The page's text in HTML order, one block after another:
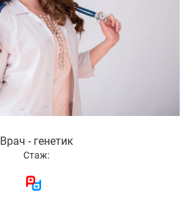
Врач - генетик
Стаж: